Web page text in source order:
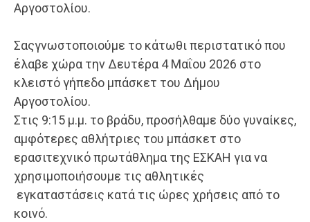
Αργοστολίου.
Σαςγνωστοποιούμε το κάτωθι περιστατικό που
έλαβε χώρα την Δευτέρα 4 Μαΐου 2026 στο
κλειστό γήπεδο μπάσκετ του Δήμου
Αργοστολίου.
Στις 9:15 μ.μ. το βράδυ, προσήλθαμε δύο γυναίκες,
αμφότερες αθλήτριες του μπάσκετ στο
ερασιτεχνικό πρωτάθλημα της ΕΣΚΑΗ για να
χρησιμοποιήσουμε τις αθλητικές
εγκαταστάσεις κατά τις ώρες χρήσεις από το
κοινό.